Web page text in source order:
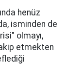
henüz
isminden de
olmayı,
etmekten